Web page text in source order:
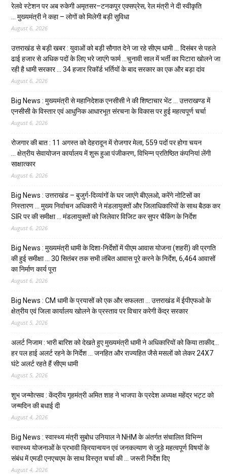
रेलवे स्टेशन पर अब रुकेगी अमृतसर–टनकपुर एक्सप्रेस, रेल मंत्री ने दी स्वीकृति
… मुख्यमंत्री ने कहा – लोगों को मिलेगी बड़ी सुविधा
August 6, 2026
उत्तराखंड से बड़ी खबर : युवाओं को बड़ी सौगात देने जा रहे सीएम धामी … दिसंबर से पहले
ढाई हजार से अधिक पदों के लिए भरे जाएंगे फार्म …चुनावी साल में भर्ती का पिटारा खोलने जा
रही है धामी सरकार … 34 हजार रिकॉर्ड भर्तियों के बाद सरकार का एक और बड़ा दांव
August 6, 2026
Big News : मुख्यमंत्री से महानिदेशक एनसीसी ने की शिष्टाचार भेंट … उत्तराखण्ड में
एनसीसी के विस्तार एवं आधुनिक आधारभूत संरचना के विकास पर हुई महत्वपूर्ण चर्चा
August 6, 2026
रोजगार की बात : 11 अगस्त को देहरादून में रोजगार मेला, 559 पदों पर होगा चयन
… क्षेत्रीय सेवायोजन कार्यालय में शुरू हुआ पंजीकरण, विभिन्न प्रतिष्ठित कंपनियां लेंगी
साक्षात्कार
August 6, 2026
Big News : उत्तराखंड – बुजुर्ग-दिव्यांगों के घर जाएंगे बीएलओ, करेंगे नोटिसों का
निस्तारण … मुख्य निर्वाचन अधिकारी ने मंडलायुक्तों और जिलाधिकारियों के साथ बैठक कर
SIR पर की समीक्षा … मंडलायुक्तों को जिलेवार विजिट कर सुपर चैकिंग के निर्देश
August 6, 2026
Big News : मुख्यमंत्री धामी के दिशा-निर्देशों में पीएम आवास योजना (शहरी) की प्रगति
की हुई समीक्षा … 30 सितंबर तक सभी लंबित आवास पूरे करने के निर्देश, 6,464 आवासों
का निर्माण कार्य पूरा
August 6, 2026
Big News : CM धामी के प्रयासों को एक और सफलता … उत्तराखंड में ईपीएफओ के
क्षेत्रीय एवं जिला कार्यालय खोलने के प्रस्ताव पर विचार करेगी केंद्र सरकार
August 5, 2026
अलर्ट निजाम : भारी बारिश को देखते हुए मुख्यमंत्री धामी ने अधिकारियों को किया ताकीद…
हर पल हाई अलर्ट रहने के निर्देश … जनहित और राज्यहित जैसे मसलों को लेकर 24X7
घंटे अलर्ट रहते हैं सीएम धामी
August 5, 2026
शुभ जन्मोत्सव : केंद्रीय गृहमंत्री अमित शाह ने भाजपा के प्रदेश अध्यक्ष महेंद्र भट्ट को
जन्मदिन की बधाई दी
August 4, 2026
Big News : स्वास्थ्य मंत्री सुबोध उनियाल ने NHM के अंतर्गत संचालित विभिन्न
स्वास्थ्य योजनाओं के प्रभावी क्रियान्वयन एवं जनकल्याण से जुड़े महत्वपूर्ण विषयों के
संबंध में एमडी एनएचएम के साथ विस्तृत चर्चा की … जरूरी निर्देश दिए
August 4, 2026